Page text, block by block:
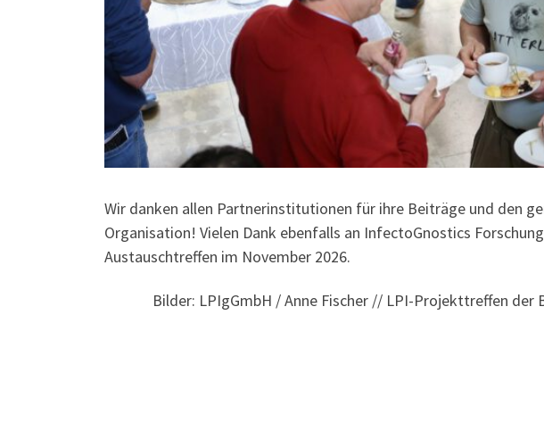
Wir danken allen Partnerinstitutionen für ihre Beiträge und den
Organisation! Vielen Dank ebenfalls an InfectoGnostics
Austauschtreffen im November 2026.
Bilder: LPIgGmbH / Anne Fischer // LPI-Projekttreffen